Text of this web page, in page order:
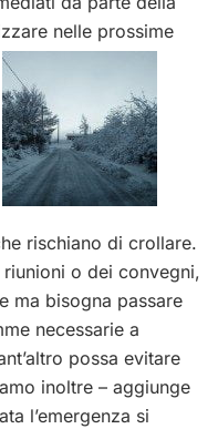
nelle prossime
rischiano di crollare.
o dei convegni,
ma bisogna passare
necessarie a
possa evitare
inoltre – aggiunge
l’emergenza si